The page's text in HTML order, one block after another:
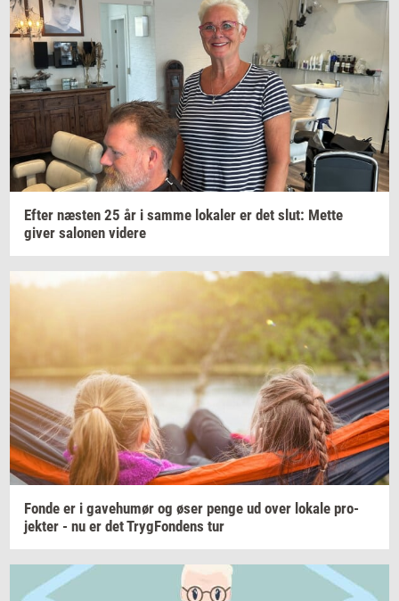
Efter næ­sten 25 år i samme lo­ka­ler er det slut: Mette
giver sa­lo­nen vi­de­re
Fonde er i ga­ve­hu­mør og øser penge ud over lo­ka­le pro­
jek­ter - nu er detTryg­Fon­dens tur